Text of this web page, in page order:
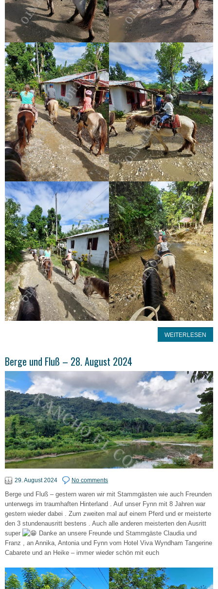
WEITERLESEN
Berge und Fluß – 28. August 2024
29. August 2024 No comments
Berge und Fluß – gestern waren wir mit Stammgästen wie auch Freunden
unterwegs im traumhaften Hinterland . Auf unser Fynn mit 8 Jahren war
gestern wieder dabei . Zum zweiten mal auf einem Pferd und er meisterte
den 3 stundenausritt bestens . Auch alle anderen meisterten den Ausritt
super
Danke an unsere Freunde und Stammgäste Claudia und
Franz , an Annika, Antonia und Fynn vom Hotel Viva Wyndham Tangerine
Cabarete und an Heike – immer wieder schön mit euch